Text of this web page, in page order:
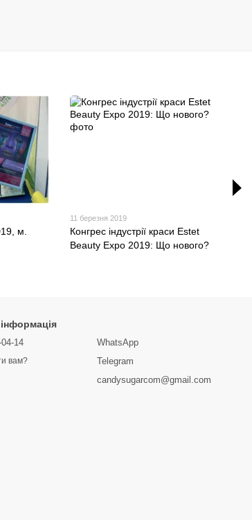
м.
11 березня 2019
Конгрес індустрії краси Estet
Beauty Expo 2019: Що нового?
14
вам?
WhatsApp
Telegram
candysugarcom@gmail.com